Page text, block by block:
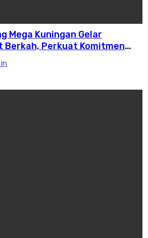
Mega Kuningan Gelar
Berkah, Perkuat Komitmen
Kepada Masyarakat
Mega Kuningan